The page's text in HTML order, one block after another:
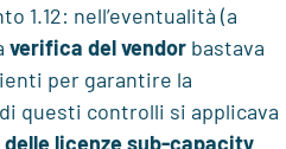
1.12: nell’eventualità (a
verifica del vendor bastava
per garantire la
questi controlli si applicava
licenze sub-capacity